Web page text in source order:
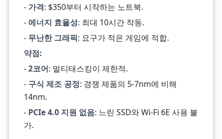
- 가격: $350부터 시작하는 노트북.
- 에너지 효율성: 최대 10시간 작동.
- 무난한 그래픽: 요구가 적은 게임에 적합.
약점:
-2코어: 멀티태스킹이 제한적.
- 구식 제조 공정: 경쟁 제품의 5-7nm에 비해
14nm.
- PCIe 4.0 지원 없음: 느린 SSD와 Wi-Fi 6E 사용 불
가.